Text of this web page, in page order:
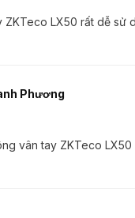
máy chấm công
để hỗ trợ quản lý
ZKTeco LX50 rất dễ sử
Phương
vân tay ZKTeco